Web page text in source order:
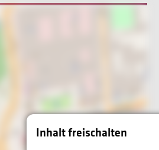
Inhalt freischalten